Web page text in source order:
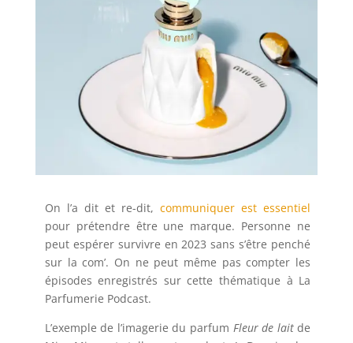
On l’a dit et re-dit,communiquer est essentiel
pour prétendre être une marque. Personne ne
peut espérer survivre en 2023 sans s’être penché
sur la com’. On ne peut même pas compter les
épisodes enregistrés sur cette thématique à La
Parfumerie Podcast.
L’exemple de l’imagerie du parfum Fleur de laitde